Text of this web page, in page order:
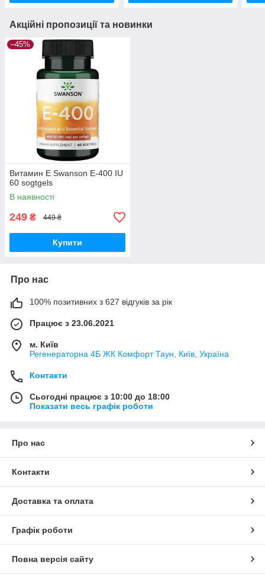
Акційні пропозиції та новинки
–45%
Витамин Е Swanson E-400 IU
60 sogtgels
В наявності
249 ₴ 449 ₴
Купити
Про нас
100% позитивних з 627 відгуків за рік
Працює з 23.06.2021
м. Київ
Регенераторна 4Б ЖК Комфорт Таун, Київ, Україна
Контакти
Сьогодні працює з 10:00 до 18:00
Показати весь графік роботи
Про нас
Контакти
Доставка та оплата
Графік роботи
Повна версія сайту